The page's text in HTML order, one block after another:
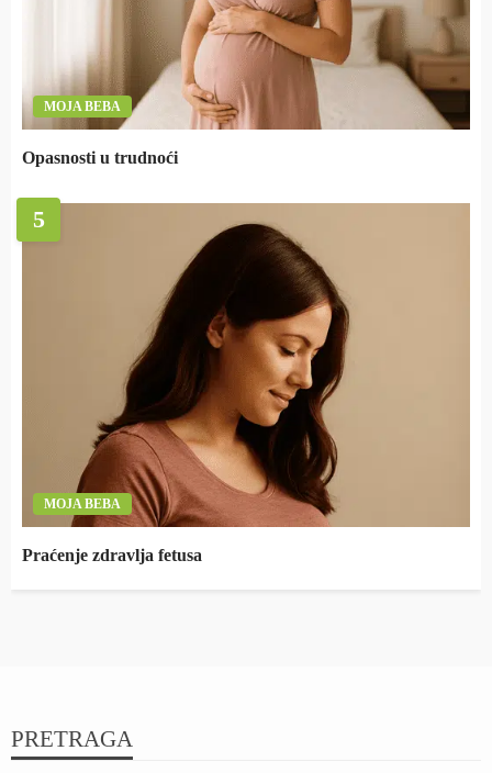
MOJA BEBA
Opasnosti u trudnoći
5
MOJA BEBA
Praćenje zdravlja fetusa
PRETRAGA